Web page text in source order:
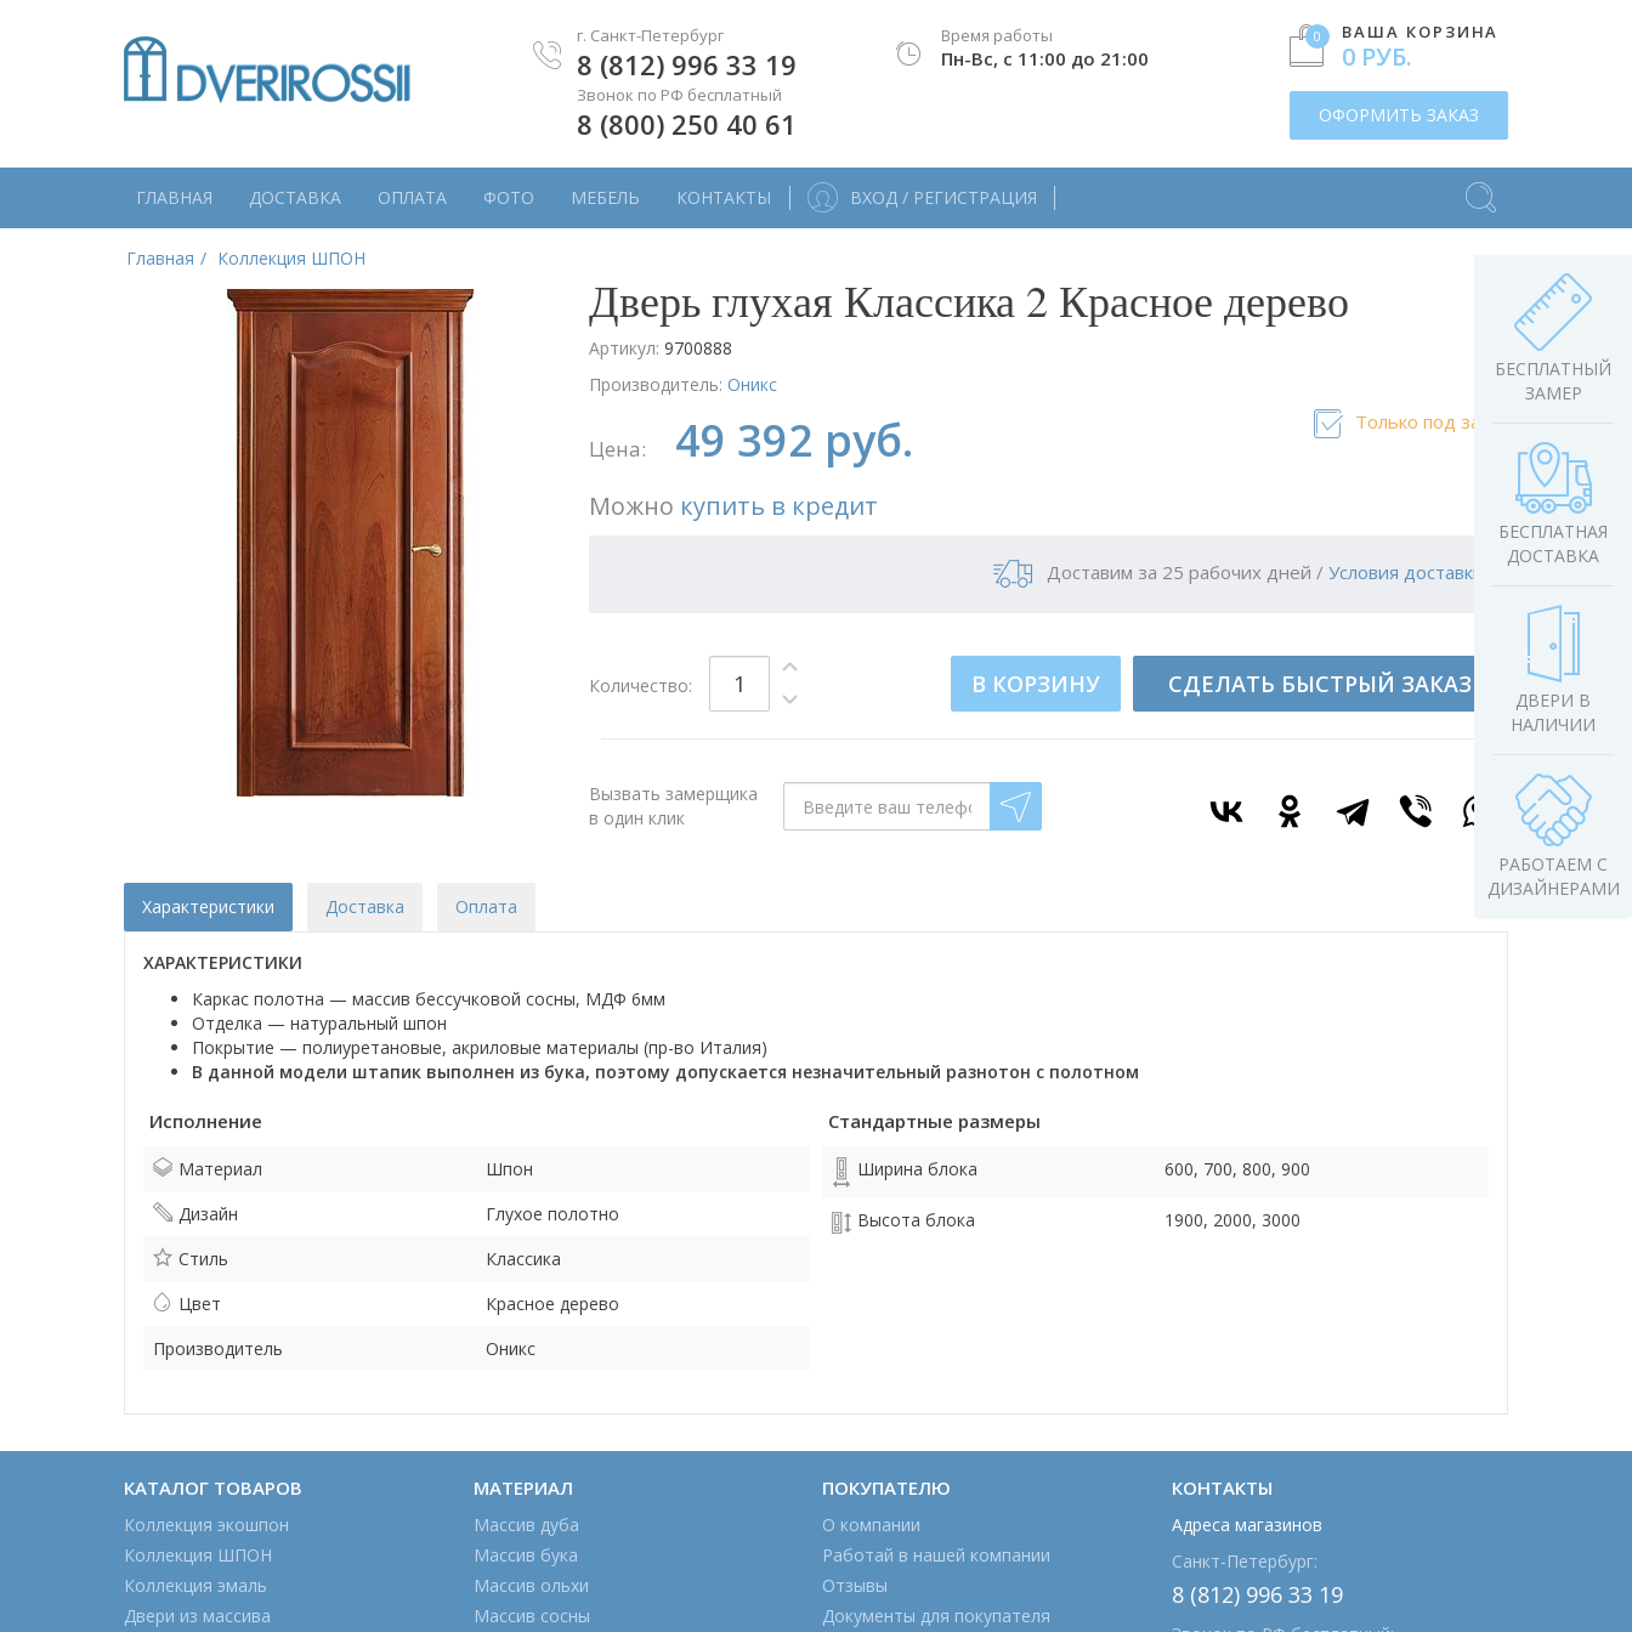
г. Санкт-Петербург
8 (812) 996 33 19
Звонок по РФ бесплатный
8 (800) 250 40 61
0 ВАША КОРЗИНА
0 РУБ.
ОФОРМИТЬ ЗАКАЗ
Время работы
Пн-Вс, с 11:00 до 21:00
ГЛАВНАЯ ДОСТАВКА ОПЛАТА ФОТО МЕБЕЛЬ КОНТАКТЫ ВХОД / РЕГИСТРАЦИЯ
БЕСПЛАТНЫЙ
ЗАМЕР
БЕСПЛАТНАЯ
ДОСТАВКА
ДВЕРИ В
НАЛИЧИИ
РАБОТАЕМ С
ДИЗАЙНЕРАМИ
Главная Коллекция ШПОН
Дверь глухая Классика 2 Красное дерево
Артикул:9700888
Производитель: Оникс
Цена: 49 392 руб. Только под заказ
Можно купить в кредит
Доставим за 25 рабочих дней / Условия доставки
Количество: В КОРЗИНУ СДЕЛАТЬ БЫСТРЫЙ ЗАКАЗ
Вызвать замерщика
в один клик
Характеристики Доставка Оплата
ХАРАКТЕРИСТИКИ
Каркас полотна — массив бессучковой сосны, МДФ 6мм
Отделка — натуральный шпон
Покрытие — полиуретановые, акриловые материалы (пр-во Италия)
В данной модели штапик выполнен из бука, поэтому допускается незначительный разнотон с полотном
Исполнение
Материал
Шпон
Дизайн
Глухое полотно
Стиль
Классика
Цвет
Красное дерево
Производитель
Оникс
Стандартные размеры
Ширина блока 600, 700, 800, 900
Высота блока 1900, 2000, 3000
КАТАЛОГ ТОВАРОВ
Коллекция экошпон
Коллекция ШПОН
Коллекция эмаль
Двери из массива
МАТЕРИАЛ
Массив дуба
Массив бука
Массив ольхи
Массив сосны
ПОКУПАТЕЛЮ
О компании
Работай в нашей компании
Отзывы
Документы для покупателя
КОНТАКТЫ
Адреса магазинов
Санкт-Петербург:
8 (812) 996 33 19